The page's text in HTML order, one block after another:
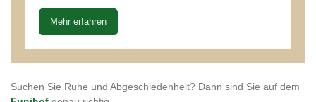
Mehr erfahren
Suchen Sie Ruhe und Abgeschiedenheit? Dann sind Sie auf dem